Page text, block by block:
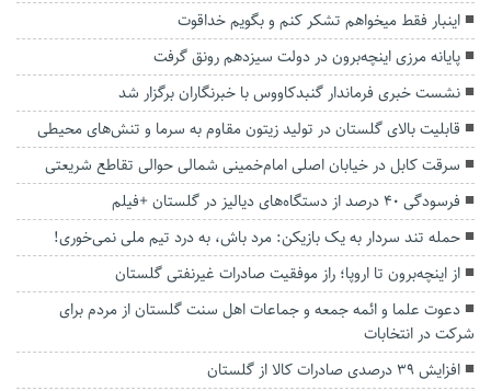
اینبار فقط میخواهم تشکر کنم و بگویم خداقوت
پایانه مرزی اینچه‌برون در دولت سیزدهم رونق گرفت
نشست خبری فرماندار گنبدکاووس با خبرنگاران برگزار شد
قابلیت بالای گلستان در تولید زیتون مقاوم به سرما و تنش‌های محیطی
سرقت کابل در خیابان اصلی امام‌خمینی شمالی حوالی تقاطع شریعتی
فرسودگی ۴۰ درصد از دستگاه‌های دیالیز در گلستان +فیلم
حمله تند سردار به یک بازیکن: مرد باش، به درد تیم ملی نمی‌خوری!
از اینچه‌برون تا اروپا؛ راز موفقیت صادرات غیرنفتی گلستان
دعوت علما و ائمه جمعه و جماعات اهل سنت گلستان از مردم برای
شرکت در انتخابات
افزایش ۳۹ درصدی صادرات کالا از گلستان